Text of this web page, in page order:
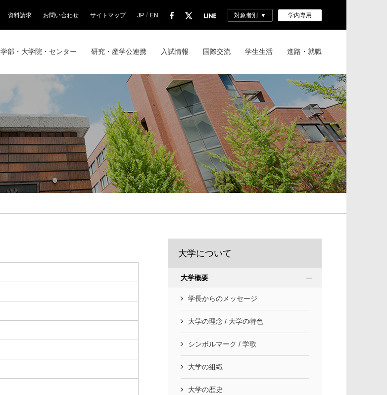
資料請求 お問い合わせ サイトマップ JP / EN 対象者別 学内専用
学部・大学院・センター 研究・産学公連携 入試情報 国際交流 学生生活 進路・就職
大学について
大学概要
学長からのメッセージ
大学の理念 / 大学の特色
シンボルマーク / 学歌
大学の組織
大学の歴史